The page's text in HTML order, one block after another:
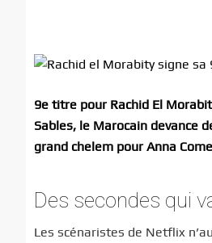
9e titre pour Rachid El
Sables, le Marocain devance
grand chelem pour Anna
Des secondes qui
Les scénaristes de Netflix